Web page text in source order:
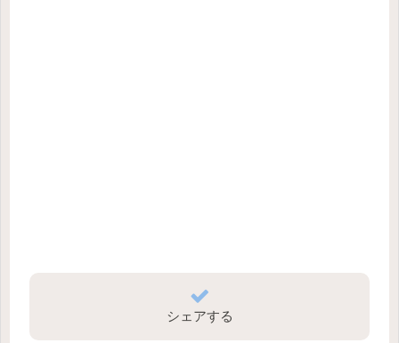
シェアする